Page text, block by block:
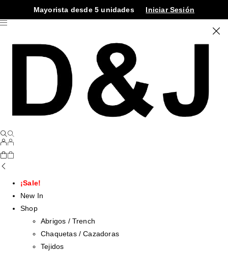
Mayorista desde 5 unidades Iniciar Sesión
¡Sale!
New In
Shop
Abrigos / Trench
Chaquetas / Cazadoras
Tejidos